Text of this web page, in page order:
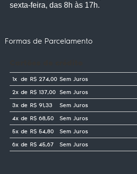
sexta-feira, das 8h às 17h.
Formas de Parcelamento
1x de R$ 274,00 Sem Juros
2x de R$ 137,00 Sem Juros
3x de R$ 91,33 Sem Juros
4x de R$ 68,50 Sem Juros
5x de R$ 54,80 Sem Juros
6x de R$ 45,67 Sem Juros